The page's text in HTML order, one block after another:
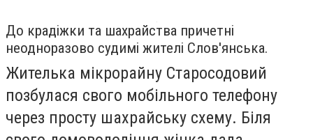
До крадіжки та шахрайства причетні
неодноразово судимі жителі Слов'янська.
Жителька мікрорайну Старосодовий
позбулася свого мобільного телефону
через просту шахрайську схему. Біля